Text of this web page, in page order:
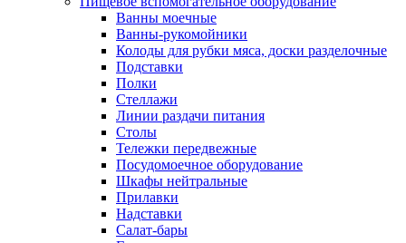
Ванны моечные
Ванны-рукомойники
Колоды для рубки мяса, доски разделочные
Подставки
Полки
Стеллажи
Линии раздачи питания
Столы
Тележки передвежные
Посудомоечное оборудование
Шкафы нейтральные
Прилавки
Надставки
Салат-бары